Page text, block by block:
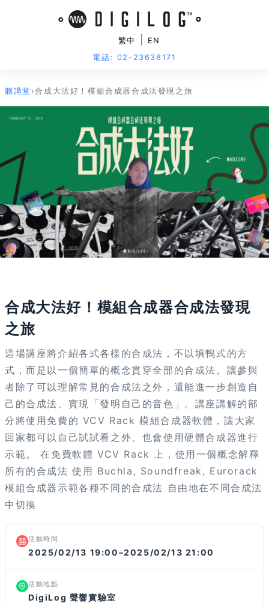
繁中
EN
電話: 02-23638171
聽講堂›合成大法好！模組合成器合成法發現之旅
合成大法好！模組合成器合成法發現
之旅
這場講座將介紹各式各樣的合成法，不以填鴨式的方
式，而是以一個簡單的概念貫穿全部的合成法。讓參與
者除了可以理解常見的合成法之外，還能進一步創造自
己的合成法、實現「發明自己的音色」。講座講解的部
分將使用免費的 VCV Rack 模組合成器軟體，讓大家
回家都可以自己試試看之外、也會使用硬體合成器進行
示範。 在免費軟體 VCV Rack 上，使用一個概念解釋
所有的合成法 使用 Buchla, Soundfreak, Eurorack
模組合成器示範各種不同的合成法 自由地在不同合成法
中切換
活動時間
2025/02/13 19:00–2025/02/13 21:00
活動地點
DigiLog 聲響實驗室